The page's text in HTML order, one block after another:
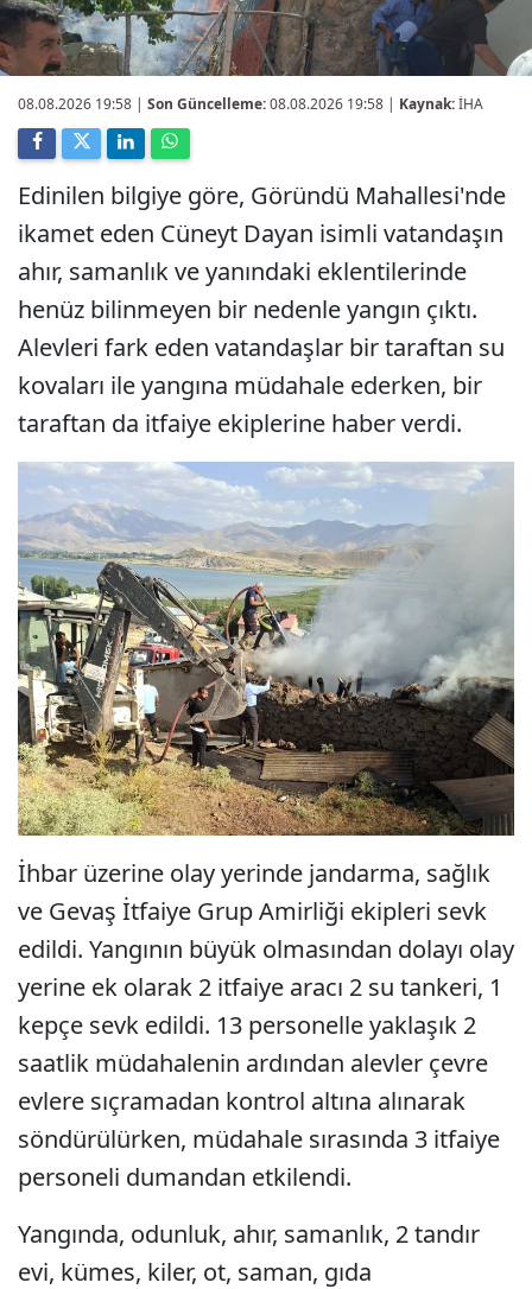
08.08.2026 19:58 | Son Güncelleme:08.08.2026 19:58 | Kaynak:İHA
Edinilen bilgiye göre, Göründü Mahallesi'nde
ikamet eden Cüneyt Dayan isimli vatandaşın
ahır, samanlık ve yanındaki eklentilerinde
henüz bilinmeyen bir nedenle yangın çıktı.
Alevleri fark eden vatandaşlar bir taraftan su
kovaları ile yangına müdahale ederken, bir
taraftan da itfaiye ekiplerine haber verdi.
İhbar üzerine olay yerinde jandarma, sağlık
ve Gevaş İtfaiye Grup Amirliği ekipleri sevk
edildi. Yangının büyük olmasından dolayı olay
yerine ek olarak 2 itfaiye aracı 2 su tankeri, 1
kepçe sevk edildi. 13 personelle yaklaşık 2
saatlik müdahalenin ardından alevler çevre
evlere sıçramadan kontrol altına alınarak
söndürülürken, müdahale sırasında 3 itfaiye
personeli dumandan etkilendi.
Yangında, odunluk, ahır, samanlık, 2 tandır
evi, kümes, kiler, ot, saman, gıda